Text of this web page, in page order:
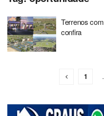
Terrenos
confira
1